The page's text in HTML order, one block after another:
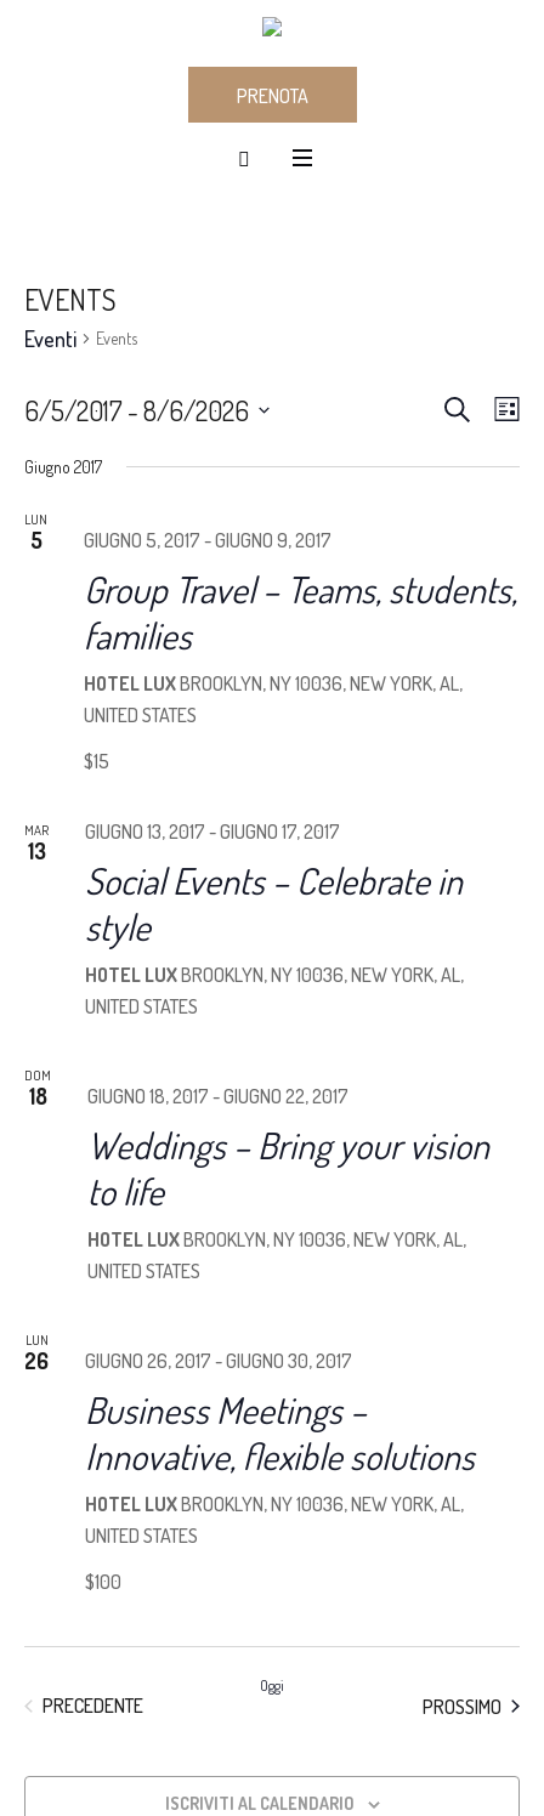
PRENOTA
EVENTS
Eventi Events
CERCA
6/5/2017 - 8/6/2026
data.
Giugno 2017
LUN
5 GIUGNO 5, 2017 -GIUGNO 9, 2017
Group Travel – Teams, students,
families
HOTEL LUXBROOKLYN, NY 10036, NEW YORK, AL,
UNITED STATES
$15
MAR
13
GIUGNO 13, 2017 -GIUGNO 17, 2017
Social Events – Celebrate in
style
HOTEL LUXBROOKLYN, NY 10036, NEW YORK, AL,
UNITED STATES
DOM
18 GIUGNO 18, 2017 -GIUGNO 22, 2017
Weddings – Bring your vision
to life
HOTEL LUXBROOKLYN, NY 10036, NEW YORK, AL,
UNITED STATES
LUN
26 GIUGNO 26, 2017 -GIUGNO 30, 2017
Business Meetings –
Innovative, flexible solutions
HOTEL LUXBROOKLYN, NY 10036, NEW YORK, AL,
UNITED STATES
$100
PRECEDENTEEVENTI
Oggi
PROSSIMO
ISCRIVITI AL CALENDARIO